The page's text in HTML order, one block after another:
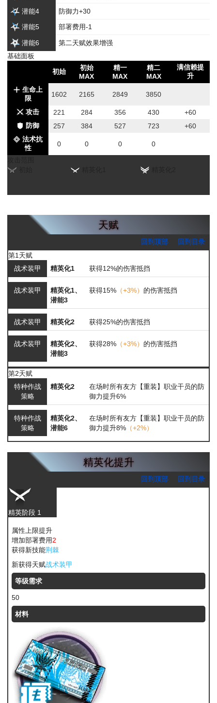
潜能4 防御力+30
潜能5 部署费用-1
潜能6
第二天赋效果增强
基础面板
初始
初始
MAX
精一
MAX
精二
MAX
满信赖提
升
生命上
限
1602 2165 2849 3850
攻击 221 284 356 430
+60
防御
257 384 527 723
+60
法术抗
性
0 0 0 0
天赋
回到顶部
回到目录
第1天赋
战术装甲
精英化1 获得12%的伤害抵挡
战术装甲
精英化1、
潜能3
获得15% （+3%） 的伤害抵挡
战术装甲 精英化2 获得25%的伤害抵挡
战术装甲
精英化2、
潜能3
获得28% （+3%） 的伤害抵挡
第2天赋
特种作战
策略
精英化2
在场时所有友方【重装】职业干员的防
御力提升6%
特种作战
策略
精英化2、
潜能6
在场时所有友方【重装】职业干员的防
御力提升8% （+2%）
精英化提升
回到顶部 回到目录
精英阶段 1
属性上限提升
增加部署费用2
获得新技能荆棘
新获得天赋战术装甲
等级需求
50
材料